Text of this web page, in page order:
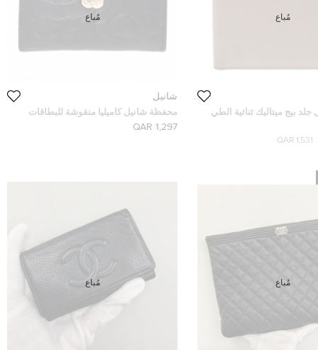
بيج ميتاليك ثنائية الطي
1,531 QAR
مُباع
شانيل
محفظة شانيل كاميليا منقوشة للبطاقات
1,297 QAR
مُباع
مُباع مُباع